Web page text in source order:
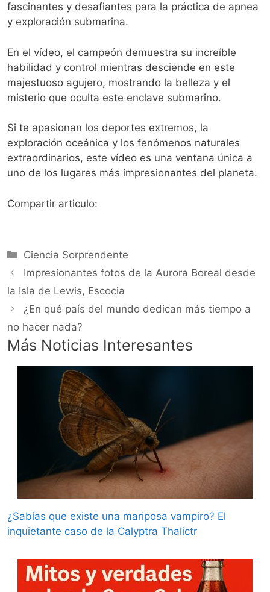
fascinantes y desafiantes para la práctica de apnea
y exploración submarina.
En el vídeo, el campeón demuestra su increíble
habilidad y control mientras desciende en este
majestuoso agujero, mostrando la belleza y el
misterio que oculta este enclave submarino.
Si te apasionan los deportes extremos, la
exploración oceánica y los fenómenos naturales
extraordinarios, este vídeo es una ventana única a
uno de los lugares más impresionantes del planeta.
Compartir articulo:
Categorías
Ciencia Sorprendente
Impresionantes fotos de la Aurora Boreal desde
la Isla de Lewis, Escocia
¿En qué país del mundo dedican más tiempo a
no hacer nada?
Más Noticias Interesantes
¿Sabías que existe una mariposa vampiro? El
inquietante caso de la Calyptra Thalictr